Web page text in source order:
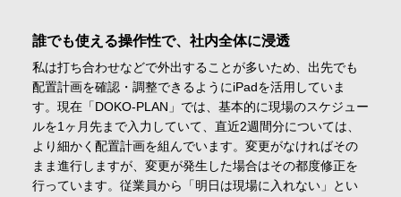
誰でも使える操作性で、社内全体に浸透
私は打ち合わせなどで外出することが多いため、出先でも
配置計画を確認・調整できるようにiPadを活用していま
す。現在「DOKO-PLAN」では、基本的に現場のスケジュー
ルを1ヶ月先まで入力していて、直近2週間分については、
より細かく配置計画を組んでいます。変更がなければその
まま進行しますが、変更が発生した場合はその都度修正を
行っています。従業員から「明日は現場に入れない」とい